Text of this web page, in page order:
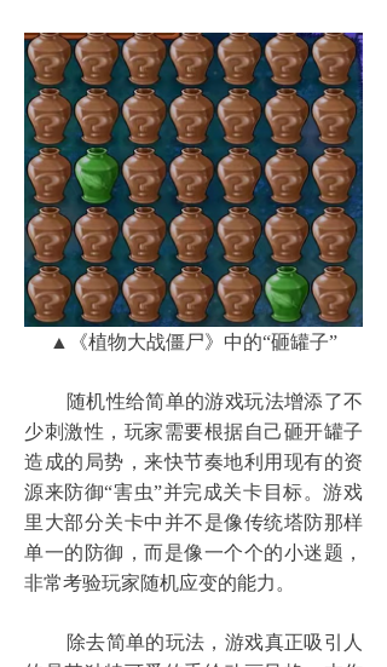
▲《植物大战僵尸》中的“砸罐子”
随机性给简单的游戏玩法增添了不
少刺激性，玩家需要根据自己砸开罐子
造成的局势，来快节奏地利用现有的资
源来防御“害虫”并完成关卡目标。游戏
里大部分关卡中并不是像传统塔防那样
单一的防御，而是像一个个的小迷题，
非常考验玩家随机应变的能力。
除去简单的玩法，游戏真正吸引人